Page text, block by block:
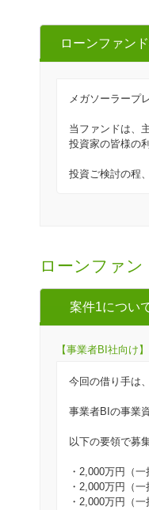
ローンファン
メガソーラープ
当ファンドは、
投資家の皆様の
投資ご検討の程
ローンファン
案件1につい
【事業者BI社向け
今回の借り手は
事業者BIの事業
以下の要領で募
・2,000万円（
・2,000万円（
・2,000万円（